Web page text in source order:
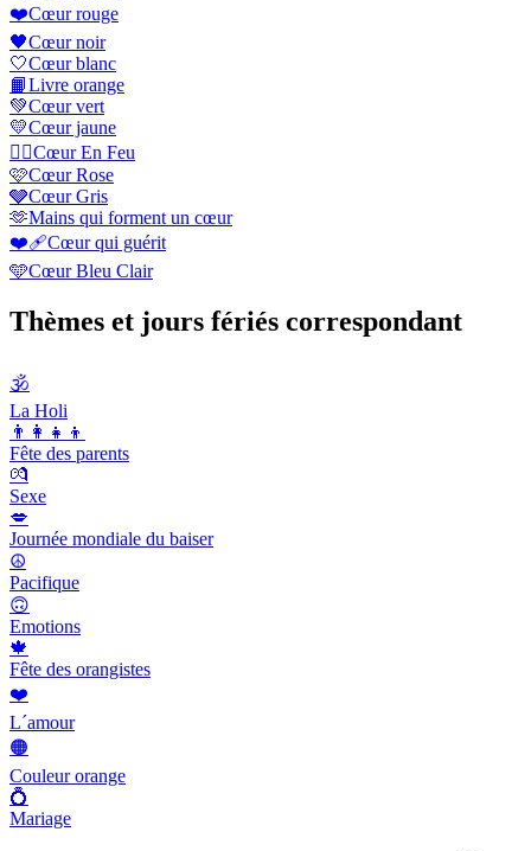
❤️Cœur rouge
🖤Cœur noir
🤍Cœur blanc
📙Livre orange
💚Cœur vert
💛Cœur jaune
❤️‍🔥Cœur En Feu
🩷Cœur Rose
🩶Cœur Gris
🫶Mains qui forment un cœur
❤️‍🩹Сœur qui guérit
🩵Cœur Bleu Clair
Thèmes et jours fériés correspondant
🕉
La Holi
👨‍👩‍👧‍👦
Fête des parents
💏
Sexe
💋
Journée mondiale du baiser
☮️
Pacifique
🙃
Emotions
🍁
Fête des orangistes
❤️
L´amour
🟠
Couleur orange
💍
Mariage